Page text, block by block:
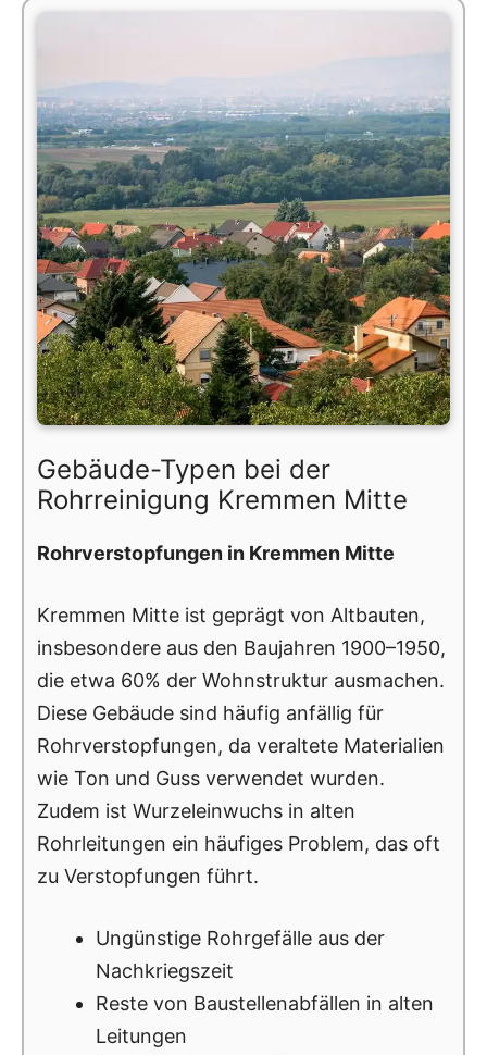
Gebäude-Typen bei der
Rohrreinigung Kremmen Mitte
Rohrverstopfungen in Kremmen Mitte
Kremmen Mitte ist geprägt von Altbauten,
insbesondere aus den Baujahren 1900–1950,
die etwa 60% der Wohnstruktur ausmachen.
Diese Gebäude sind häufig anfällig für
Rohrverstopfungen, da veraltete Materialien
wie Ton und Guss verwendet wurden.
Zudem ist Wurzeleinwuchs in alten
Rohrleitungen ein häufiges Problem, das oft
zu Verstopfungen führt.
Ungünstige Rohrgefälle aus der
Nachkriegszeit
Reste von Baustellenabfällen in alten
Leitungen